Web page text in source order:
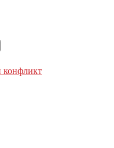
конфликт